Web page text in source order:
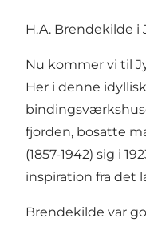
H.A. Brendekilde i
Nu kommer vi til
Her i denne
fjorden, bosatte
(1857-1942) sig i
inspiration fra det
Brendekilde var